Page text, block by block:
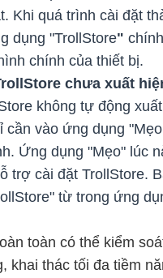
Khi quá trình cài đặt
dụng "TrollStore"
chính của thiết bị.
chưa xuất
không tự động
cần vào ứng dụng
Ứng dụng "Mẹo" lúc
trợ cài đặt TrollStore.
từ trong ứng
toàn có thể kiểm
khai thác tối đa tiềm